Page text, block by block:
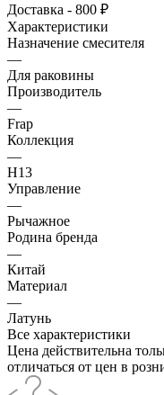
Доставка - 800 ₽
Характеристики
Назначение смесителя
—
Для раковины
Производитель
—
Frap
Коллекция
—
H13
Управление
—
Рычажное
Родина бренда
—
Китай
Материал
—
Латунь
Все характеристики
Цена действительна
отличаться от цен в